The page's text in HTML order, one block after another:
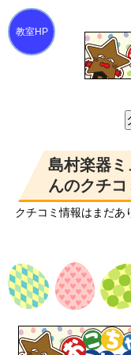
島村楽器
んのクチコ
クチコミ情報はまだあ